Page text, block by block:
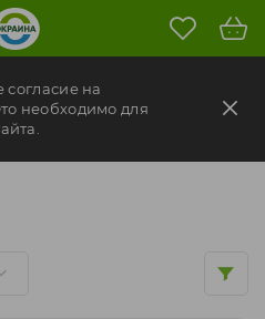
согласие на
необходимо для